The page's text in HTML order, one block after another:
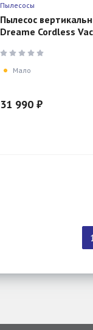
Пылесосы
Пылесос
Dreame Cordless
Мало
31 990 ₽